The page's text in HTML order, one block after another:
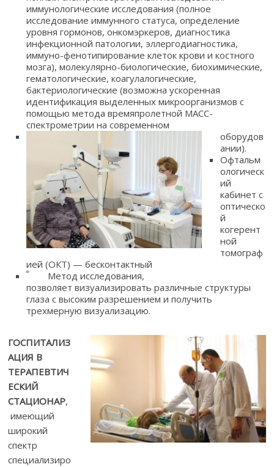
иммунологические исследования (полное
исследование иммунного статуса, определение
уровня гормонов, онкомэркеров, диагностика
инфекционной патологии, эллергодиагностика,
иммуно-фенотипирование клеток крови и костного
мозга), молекулярно-биологические, биохимические,
гематологические, коагулалогические,
бактериологические (возможна ускоренная
идентификация выделенных микроорганизмов с
помощью метода времяпролетной МАСС-
спектрометрии на современном
оборудов
ании).
Офтальм
ологическ
ий
кабинет с
оптическо
й
когерент
ной
томограф
ией (ОКТ) — бесконтактный
Метод исследования,
позволяет визуализировать различные структуры
глаза с высоким разрешением и получить
трехмерную визуализацию.
ГОСПИТАЛИЗ
АЦИЯ В
ТЕРАПЕВТИЧ
ЕСКИЙ
СТАЦИОНАР,
имеющий
широкий
спектр
специализиро